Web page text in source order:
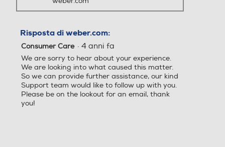
Risposta di weber.com:
Consumer Care · 4 anni fa
We are sorry to hear about your experience.
We are looking into what caused this matter.
So we can provide further assistance, our kind
Support team would like to follow up with you.
Please be on the lookout for an email, thank
you!